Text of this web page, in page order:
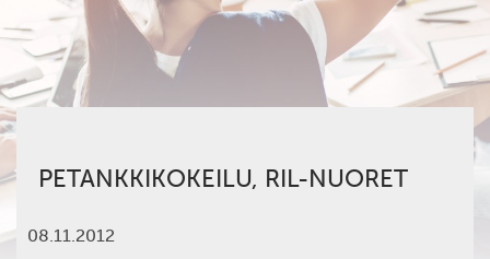
PETANKKIKOKEILU, RIL-NUORET
08.11.2012